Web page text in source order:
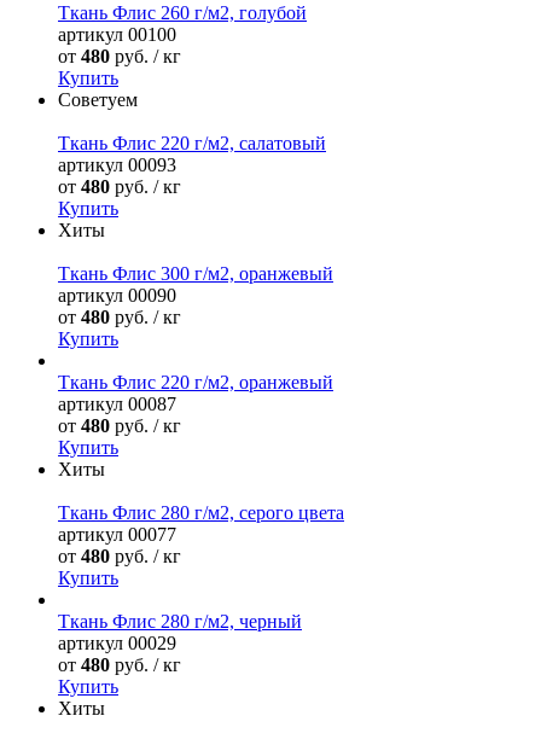
Ткань Флис 260 г/м2, голубой
артикул 00100
от 480 руб. / кг
Купить
Советуем
Ткань Флис 220 г/м2, салатовый
артикул 00093
от 480 руб. / кг
Купить
Хиты
Ткань Флис 300 г/м2, оранжевый
артикул 00090
от 480 руб. / кг
Купить
Ткань Флис 220 г/м2, оранжевый
артикул 00087
от 480 руб. / кг
Купить
Хиты
Ткань Флис 280 г/м2, серого цвета
артикул 00077
от 480 руб. / кг
Купить
Ткань Флис 280 г/м2, черный
артикул 00029
от 480 руб. / кг
Купить
Хиты